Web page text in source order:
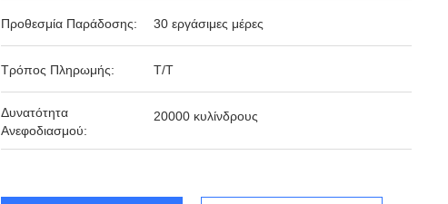
Προθεσμία Παράδοσης: 30 εργάσιμες μέρες
Τρόπος Πληρωμής: Τ/Τ
Δυνατότητα
Ανεφοδιασμού:
20000 κυλίνδρους